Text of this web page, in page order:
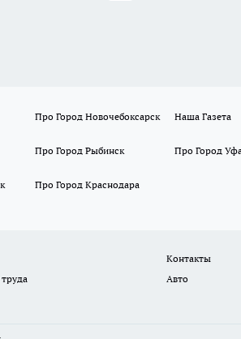
Про Город Новочебоксарск Наша Газета
Про Город Рыбинск Про Город
Про Город Краснодара
Контакты
Авто